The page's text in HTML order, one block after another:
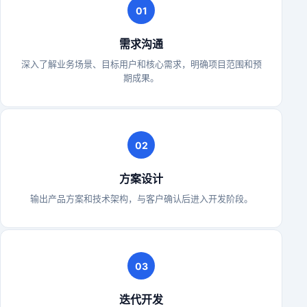
01
需求沟通
深入了解业务场景、目标用户和核心需求，明确项目范围和预
期成果。
02
方案设计
输出产品方案和技术架构，与客户确认后进入开发阶段。
03
迭代开发